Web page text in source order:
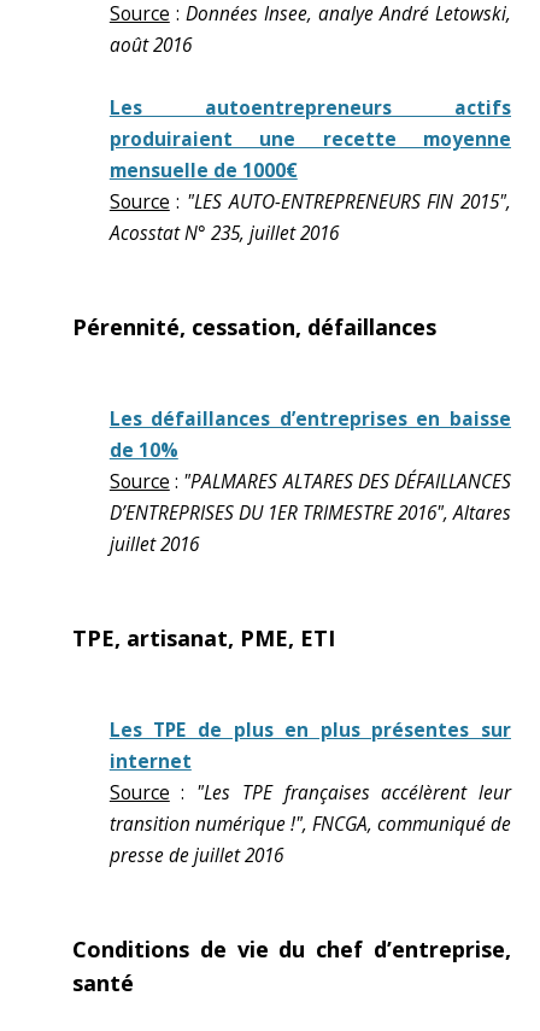
Source : Données Insee, analye André Letowski,
août 2016
Les autoentrepreneurs actifs
produiraient une recette moyenne
mensuelle de 1000€
Source : "LES AUTO-ENTREPRENEURS FIN 2015",
Acosstat N° 235, juillet 2016
Pérennité, cessation, défaillances
Les défaillances d’entreprises en baisse
de 10%
Source : "PALMARES ALTARES DES DÉFAILLANCES
D’ENTREPRISES DU 1ER TRIMESTRE 2016", Altares
juillet 2016
TPE, artisanat, PME, ETI
Les TPE de plus en plus présentes sur
internet
Source : "Les TPE françaises accélèrent leur
transition numérique !", FNCGA, communiqué de
presse de juillet 2016
Conditions de vie du chef d’entreprise,
santé